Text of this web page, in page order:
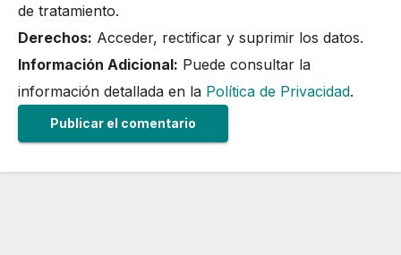
de tratamiento.
Derechos: Acceder, rectificar y suprimir los datos.
Información Adicional: Puede consultar la
información detallada en la Política de Privacidad.